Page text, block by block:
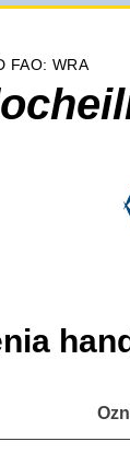
FAO: WRA